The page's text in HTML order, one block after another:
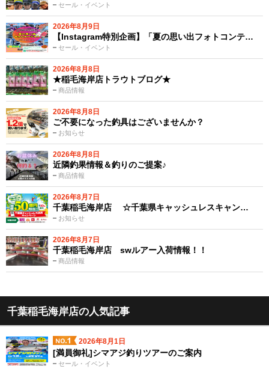
セール・イベント
2026年8月9日
セール・イベント
【Instagram特別企画】「夏の思い出フォトコンテ…
2026年8月8日
商品情報
★稲毛海岸店トラウトブログ★
2026年8月8日
お知らせ
ご不要になった釣具はございませんか？
2026年8月8日
商品情報
近隣釣果情報＆釣りのご提案♪
2026年8月7日
お知らせ
千葉稲毛海岸店 ☆千葉県キャッシュレスキャン…
2026年8月7日
商品情報
千葉稲毛海岸店 swルアー入荷情報！！
千葉稲毛海岸店の人気記事
2026年8月1日
セール・イベント
[満員御礼]シマアジ釣りツアーのご案内